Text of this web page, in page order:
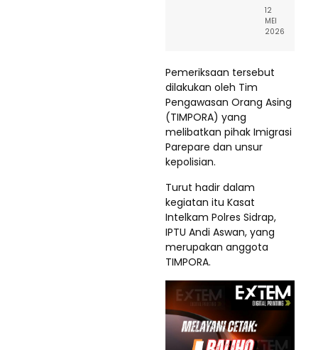
12
MEI
2026
Pemeriksaan tersebut
dilakukan oleh Tim
Pengawasan Orang Asing
(TIMPORA) yang
melibatkan pihak Imigrasi
Parepare dan unsur
kepolisian.
Turut hadir dalam
kegiatan itu Kasat
Intelkam Polres Sidrap,
IPTU Andi Aswan, yang
merupakan anggota
TIMPORA.